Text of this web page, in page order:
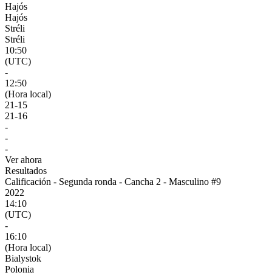
Hajós
Hajós
Stréli
Stréli
10:50
(UTC)
-
12:50
(Hora local)
21-15
21-16
-
-
-
Ver ahora
Resultados
Calificación - Segunda ronda - Cancha 2 - Masculino #9
2022
14:10
(UTC)
-
16:10
(Hora local)
Bialystok
Polonia